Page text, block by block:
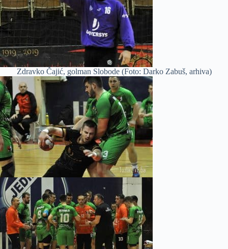
Zdravko Čajić, golman Slobode (Foto: Darko Zabuš, arhiva)